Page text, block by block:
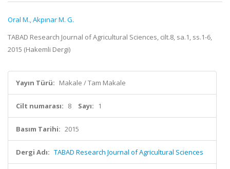
Oral M.,Akpınar M. G.
TABAD Research Journal of Agricultural Sciences, cilt.8, sa.1, ss.1-6,
2015 (Hakemli Dergi)
Yayın Türü: Makale / Tam Makale
Cilt numarası: 8 Sayı: 1
Basım Tarihi: 2015
Dergi Adı: TABAD Research Journal of Agricultural Sciences